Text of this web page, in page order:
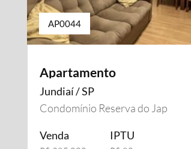
AP0044
Apartamento
Jundiaí / SP
Condomínio Reserva do Jap
Venda IPTU